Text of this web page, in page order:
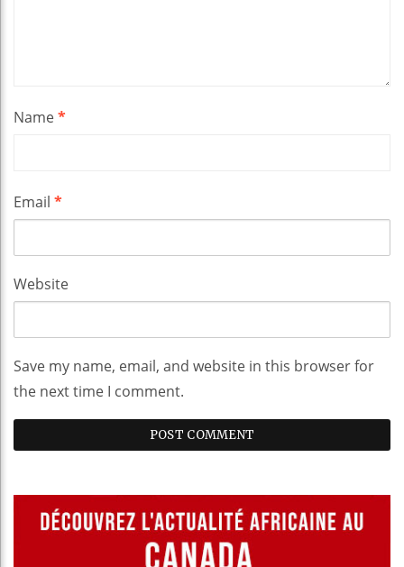
Name*
Email *
Website
Save my name, email, and website in this browser for
the next time I comment.